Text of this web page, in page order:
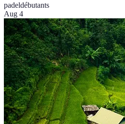
padeldébutants
Aug 4